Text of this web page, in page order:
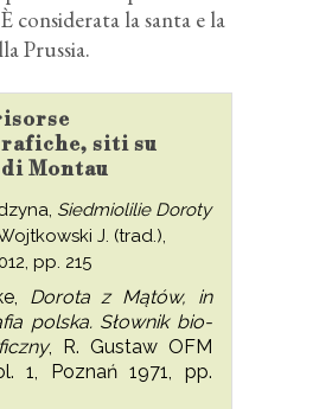
considerata la santa e la
Prussia.
siti su
Montau
Siedmiolilie Doroty
J. (trad.),
pp. 215
Dorota z Mątów, in
polska. Słownik bio-
, R. Gustaw OFM
1, Poznań 1971, pp.